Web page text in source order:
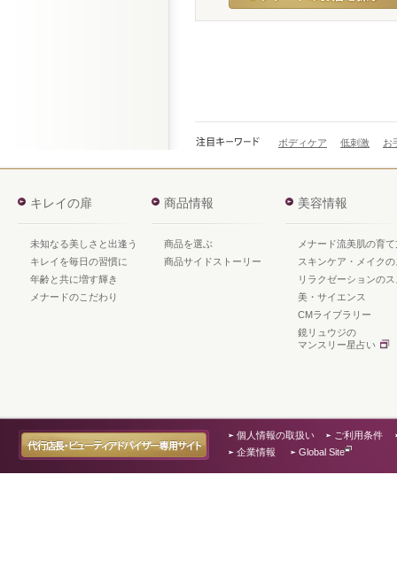
ボディケア 低刺激 お
キレイの扉
未知なる美しさと出逢う
キレイを毎日の習慣に
年齢と共に増す輝き
メナードのこだわり
商品情報
商品を選ぶ
商品サイドストーリー
美容情報
メナード流美肌の育て
スキンケア・メイク
リラクゼーションの
美・サイエンス
CMライブラリー
鏡リュウジの
マンスリー星占い
個人情報の取扱い
ご利用条件
企業情報
Global Site